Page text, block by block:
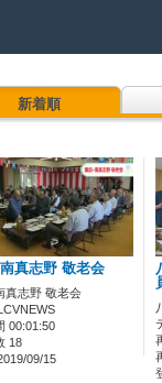
新着順
真志野 敬老会
真志野 敬老会
00:01:50
18
09/15